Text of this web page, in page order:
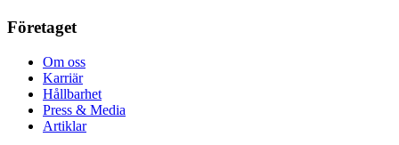
Företaget
Om oss
Karriär
Hållbarhet
Press & Media
Artiklar